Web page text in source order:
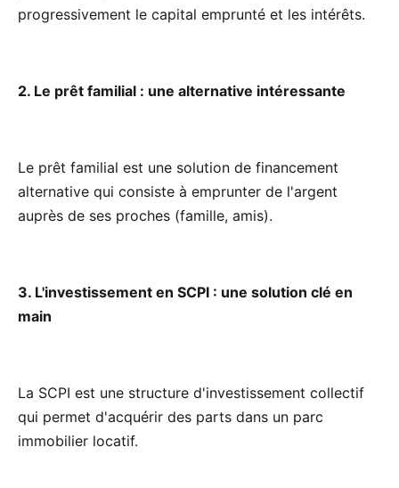
progressivement le capital emprunté et les intérêts.
2. Le prêt familial : une alternative intéressante
Le prêt familial est une solution de financement
alternative qui consiste à emprunter de l'argent
auprès de ses proches (famille, amis).
3. L'investissement en SCPI : une solution clé en
main
La SCPI est une structure d'investissement collectif
qui permet d'acquérir des parts dans un parc
immobilier locatif.